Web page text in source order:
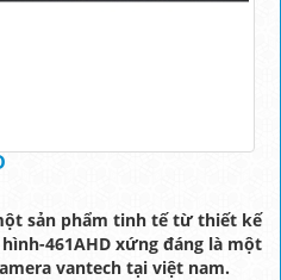
sản phẩm tinh tế từ thiết kế
461AHD xứng đáng là một
vantech tại việt nam.